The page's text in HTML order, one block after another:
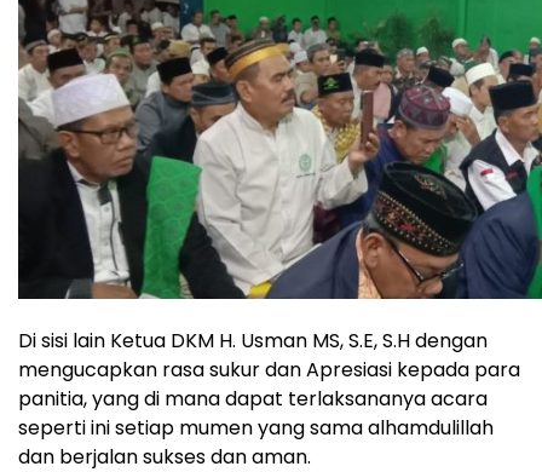
Di sisi lain Ketua DKM H. Usman MS, S.E, S.H dengan
mengucapkan rasa sukur dan Apresiasi kepada para
panitia, yang di mana dapat terlaksananya acara
seperti ini setiap mumen yang sama alhamdulillah
dan berjalan sukses dan aman.